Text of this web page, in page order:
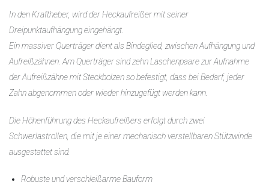
In den Kraftheber, wird der Heckaufreißer mit seiner
Dreipunktaufhängung eingehängt.
Ein massiver Querträger dient als Bindeglied, zwischen Aufhängung und
Aufreißzähnen. Am Querträger sind zehn Laschenpaare zur Aufnahme
der Aufreißzähne mit Steckbolzen so befestigt, dass bei Bedarf, jeder
Zahn abgenommen oder wieder hinzugefügt werden kann.
Die Höhenführung des Heckaufreißers erfolgt durch zwei
Schwerlastrollen, die mit je einer mechanisch verstellbaren Stützwinde
ausgestattet sind.
Robuste und verschleißarme Bauform